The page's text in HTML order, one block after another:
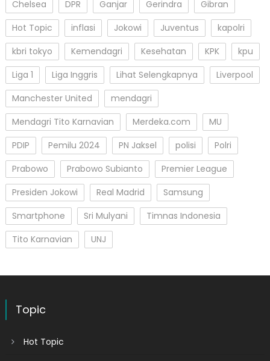
Chelsea
DPR Ganjar Gerindra
Gibran
Hot Topic
inflasi Jokowi Juventus
kapolri
kbri tokyo
Kemendagri Kesehatan KPK
kpu
Liga 1
Liga Inggris Lihat Selengkapnya
Liverpool
Manchester United
mendagri
Mendagri Tito Karnavian
Merdeka.com
MU
PDIP
Pemilu 2024 PN Jaksel polisi
Polri
Prabowo
Prabowo Subianto
Premier League
Presiden Jokowi
Real Madrid
Samsung
Smartphone
Sri Mulyani
Timnas Indonesia
Tito Karnavian
UNJ
Topic
Hot Topic